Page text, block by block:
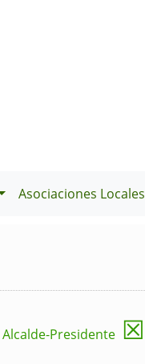
Asociaciones Locales
Alcalde-Presidente ☒